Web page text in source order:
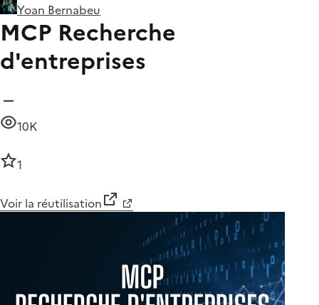
Yoan Bernabeu
MCP Recherche
d'entreprises
10K
1
Voir la réutilisation